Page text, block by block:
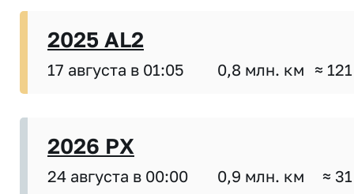
2025 AL2
17 августа в 01:05 0,8 млн. км ≈
2026 PX
24 августа в 00:00 0,9 млн. км ≈